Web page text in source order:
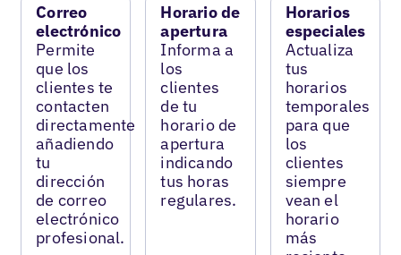
Correo
electrónico
Permite
que los
clientes te
contacten
directamente
añadiendo
tu
dirección
de correo
electrónico
profesional.
Horario de
apertura
Informa a
los
clientes
de tu
horario de
apertura
indicando
tus horas
regulares.
Horarios
especiales
Actualiza
tus
horarios
temporales
para que
los
clientes
siempre
vean el
horario
más